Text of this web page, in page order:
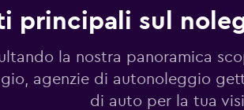
principali sul
la nostra panoramica
agenzie di autonoleggio
di auto per la tua